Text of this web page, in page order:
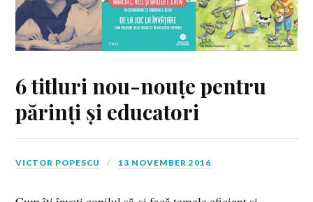
6 titluri nou-nouțe pentru
părinți și educatori
VICTOR POPESCU 13 NOVEMBER 2016